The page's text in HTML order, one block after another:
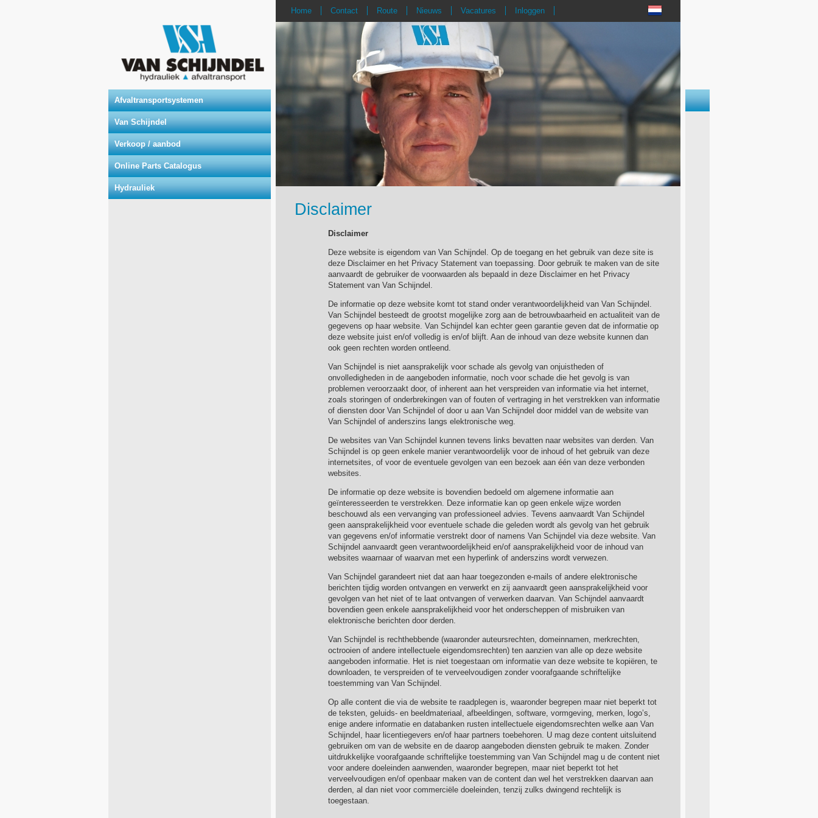
Afvaltransportsystemen
Van Schijndel
Verkoop / aanbod
Online Parts Catalogus
Hydrauliek
Home Contact Route Nieuws Vacatures Inloggen
Disclaimer
Disclaimer
Deze website is eigendom van Van Schijndel. Op de toegang en het gebruik van deze site is
deze Disclaimer en het Privacy Statement van toepassing. Door gebruik te maken van de site
aanvaardt de gebruiker de voorwaarden als bepaald in deze Disclaimer en het Privacy
Statement van Van Schijndel.
De informatie op deze website komt tot stand onder verantwoordelijkheid van Van Schijndel.
Van Schijndel besteedt de grootst mogelijke zorg aan de betrouwbaarheid en actualiteit van de
gegevens op haar website. Van Schijndel kan echter geen garantie geven dat de informatie op
deze website juist en/of volledig is en/of blijft. Aan de inhoud van deze website kunnen dan
ook geen rechten worden ontleend.
Van Schijndel is niet aansprakelijk voor schade als gevolg van onjuistheden of
onvolledigheden in de aangeboden informatie, noch voor schade die het gevolg is van
problemen veroorzaakt door, of inherent aan het verspreiden van informatie via het internet,
zoals storingen of onderbrekingen van of fouten of vertraging in het verstrekken van informatie
of diensten door Van Schijndel of door u aan Van Schijndel door middel van de website van
Van Schijndel of anderszins langs elektronische weg.
De websites van Van Schijndel kunnen tevens links bevatten naar websites van derden. Van
Schijndel is op geen enkele manier verantwoordelijk voor de inhoud of het gebruik van deze
internetsites, of voor de eventuele gevolgen van een bezoek aan één van deze verbonden
websites.
De informatie op deze website is bovendien bedoeld om algemene informatie aan
geïnteresseerden te verstrekken. Deze informatie kan op geen enkele wijze worden
beschouwd als een vervanging van professioneel advies. Tevens aanvaardt Van Schijndel
geen aansprakelijkheid voor eventuele schade die geleden wordt als gevolg van het gebruik
van gegevens en/of informatie verstrekt door of namens Van Schijndel via deze website. Van
Schijndel aanvaardt geen verantwoordelijkheid en/of aansprakelijkheid voor de inhoud van
websites waarnaar of waarvan met een hyperlink of anderszins wordt verwezen.
Van Schijndel garandeert niet dat aan haar toegezonden e-mails of andere elektronische
berichten tijdig worden ontvangen en verwerkt en zij aanvaardt geen aansprakelijkheid voor
gevolgen van het niet of te laat ontvangen of verwerken daarvan. Van Schijndel aanvaardt
bovendien geen enkele aansprakelijkheid voor het onderscheppen of misbruiken van
elektronische berichten door derden.
Van Schijndel is rechthebbende (waaronder auteursrechten, domeinnamen, merkrechten,
octrooien of andere intellectuele eigendomsrechten) ten aanzien van alle op deze website
aangeboden informatie. Het is niet toegestaan om informatie van deze website te kopiëren, te
downloaden, te verspreiden of te verveelvoudigen zonder voorafgaande schriftelijke
toestemming van Van Schijndel.
Op alle content die via de website te raadplegen is, waaronder begrepen maar niet beperkt tot
de teksten, geluids- en beeldmateriaal, afbeeldingen, software, vormgeving, merken, logo’s,
enige andere informatie en databanken rusten intellectuele eigendomsrechten welke aan Van
Schijndel, haar licentiegevers en/of haar partners toebehoren. U mag deze content uitsluitend
gebruiken om van de website en de daarop aangeboden diensten gebruik te maken. Zonder
uitdrukkelijke voorafgaande schriftelijke toestemming van Van Schijndel mag u de content niet
voor andere doeleinden aanwenden, waaronder begrepen, maar niet beperkt tot het
verveelvoudigen en/of openbaar maken van de content dan wel het verstrekken daarvan aan
derden, al dan niet voor commerciële doeleinden, tenzij zulks dwingend rechtelijk is
toegestaan.